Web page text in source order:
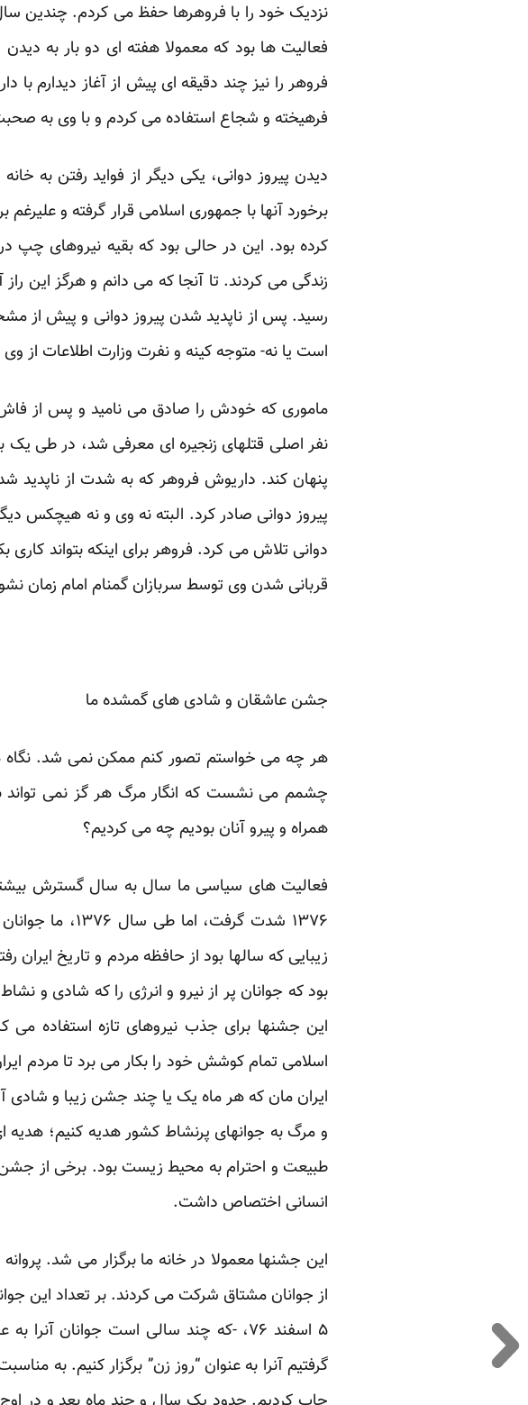
نزدیک خود را با فروهرها حفظ می کردم. چندین
فعالیت ها بود که معمولا هفته ای دو بار به
فروهر را نیز چند دقیقه ای پیش از آغاز دیدارم
فرهیخته و شجاع استفاده می کردم و با وی به
دیدن پیروز دوانی، یکی دیگر از فواید رفتن به
برخورد آنها با جمهوری اسلامی قرار گرفته و
کرده بود. این در حالی بود که بقیه نیروهای چپ
زندگی می کردند. تا آنجا که می دانم و هرگز این
رسید. پس از ناپدید شدن پیروز دوانی و پیش از
است یا نه- متوجه کینه و نفرت وزارت اطلاعات از
ماموری که خودش را صادق می نامید و پس از فاش
نفر اصلی قتلهای زنجیره ای معرفی شد، در طی یک
پنهان کند. داریوش فروهر که به شدت از ناپدید
پیروز دوانی صادر کرد. البته نه وی و نه هیچکس
دوانی تلاش می کرد. فروهر برای اینکه بتواند
قربانی شدن وی توسط سربازان گمنام امام زمان
جشن عاشقان و شادی های گمشده ما
هر چه می خواستم تصور کنم ممکن نمی شد. نگاه
چشمم می نشست که انگار مرگ هر گز نمی تواند
همراه و پیرو آنان بودیم چه می کردیم؟
فعالیت های سیاسی ما سال به سال گسترش
۱۳۷۶ شدت
زیبایی که سالها بود از حافظه مردم و تاریخ
بود که جوانان پر از نیرو و انرژی را که شادی
این جشنها برای جذب نیروهای تازه استفاده می
اسلامی تمام کوشش خود را بکار می برد تا مردم
ایران مان که هر ماه یک یا چند جشن زیبا و شادی
و مرگ به جوانهای پرنشاط کشور هدیه کنیم؛
طبیعت و احترام به محیط زیست بود. برخی از جشن
انسانی اختصاص داشت.
این جشنها معمولا در خانه ما برگزار می شد.
از جوانان مشتاق شرکت می کردند. بر تعداد این
۵ اسفند ۷۶، -که چند سالی است جوانان
گرفتیم آنرا به عنوان “روز زن” برگزار کنیم. به